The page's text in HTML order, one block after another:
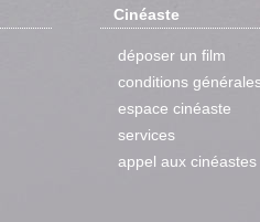
Cinéaste
déposer un film
conditions
espace cinéaste
services
appel aux cinéastes